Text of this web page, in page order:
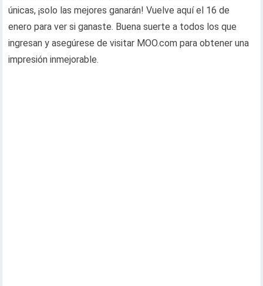
únicas, ¡solo las mejores ganarán! Vuelve aquí el 16 de
enero para ver si ganaste. Buena suerte a todos los que
ingresan y asegúrese de visitar MOO.com para obtener una
impresión inmejorable.